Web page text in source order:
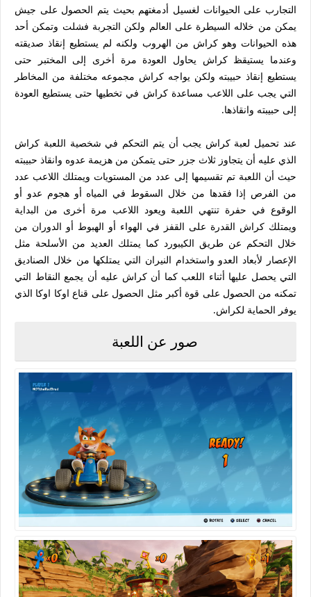
التجارب على الحيوانات لغسيل أدمغتهم بحيث يتم الحصول على جيش
يمكن من خلاله السيطرة على العالم ولكن التجربة فشلت وتمكن أحد
هذه الحيوانات وهو كراش من الهروب ولكنه لم يستطيع إنقاذ صديقته
وعندما يستيقظ كراش يحاول العودة مرة أخرى إلى المختبر حتى
يستطيع إنقاذ حبيبته ولكن يواجه كراش مجموعه مختلفة من المخاطر
التي يجب على اللاعب مساعدة كراش في تخطيها حتى يستطيع العودة
إلى حبيبته وانقاذها.
عند تحميل لعبة كراش يجب أن يتم التحكم في شخصية اللعبة كراش
الذي عليه أن يتجاوز ثلاث جزر حتى يتمكن من هزيمة عدوه وانقاذ حبيبته
حيث أن اللعبة تم تقسيمها إلى عدد من المستويات ويمتلك اللاعب عدد
من الفرص إذا فقدها من خلال السقوط في المياه أو هجوم عدو أو
الوقوع في حفرة تنتهي اللعبة ويعود اللاعب مرة أخرى من البداية
ويمتلك كراش القدرة على القفز في الهواء أو الهبوط أو الدوران من
خلال التحكم عن طريق الكيبورد كما يمتلك العديد من الأسلحة مثل
الإعصار لأبعاد العدو واستخدام النيران التي يمتلكها من خلال الصناديق
التي يحصل عليها أثناء اللعب كما أن كراش عليه أن يجمع النقاط التي
تمكنه من الحصول على قوة أكبر مثل الحصول على قناع اوكا اوكا الذي
يوفر الحماية لكراش.
صور عن اللعبة